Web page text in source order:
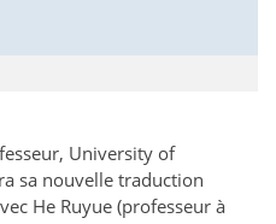
University of
sa nouvelle traduction
He Ruyue (professeur à